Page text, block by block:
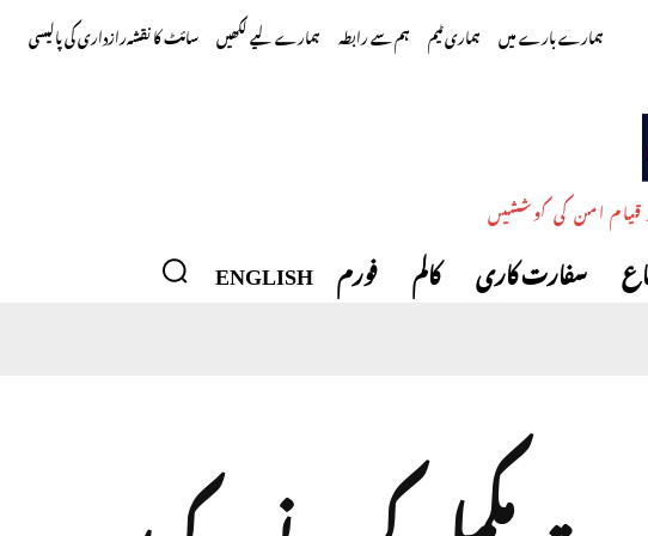
ہمارے بارے میں ہماری ٹیم ہم سے رابطہ ہمارے لیے لکھیں سائٹ کا نقشہرازداری کی پالیسی
قیام امن کی کوششیں
سفارت کاری کالم فورم ENGLISH